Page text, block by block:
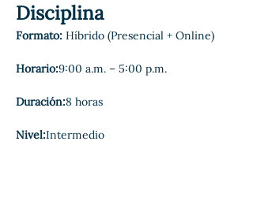
Disciplina
Formato: Híbrido (Presencial + Online)
Horario:9:00 a.m. – 5:00 p.m.
Duración:8 horas
Nivel:Intermedio